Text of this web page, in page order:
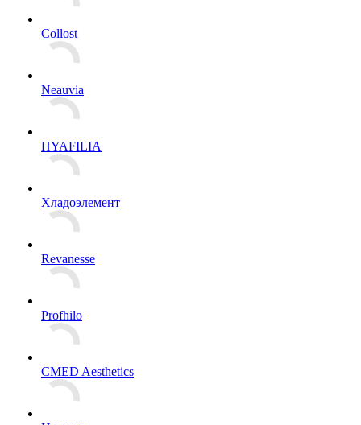
Collost
Neauvia
HYAFILIA
Хладоэлемент
Revanesse
Profhilo
CMED Aesthetics